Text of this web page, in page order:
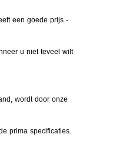
een goede prijs -
u niet teveel wilt
wordt door onze
prima specificaties.